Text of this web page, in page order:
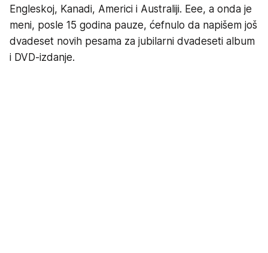
Engleskoj, Kanadi, Americi i Australiji. Eee, a onda je
meni, posle 15 godina pauze, ćefnulo da napišem još
dvadeset novih pesama za jubilarni dvadeseti album
i DVD-izdanje.